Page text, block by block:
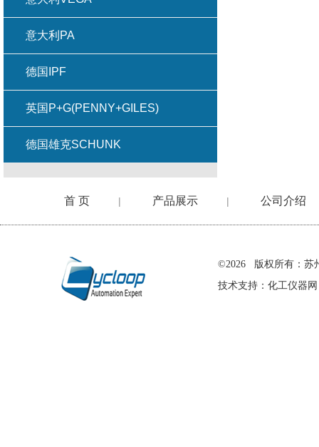
意大利PA
德国IPF
英国P+G(PENNY+GILES)
德国雄克SCHUNK
首 页 | 产品展示 | 公司介绍
©2026 版权所有：苏
技术支持： 化工仪器网